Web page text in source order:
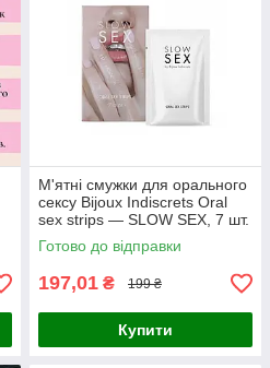
М'ятні смужки для орального
сексу Bijoux Indiscrets Oral
sex strips — SLOW SEX, 7 шт.
Готово до відправки
197,01 ₴ 199 ₴
Купити